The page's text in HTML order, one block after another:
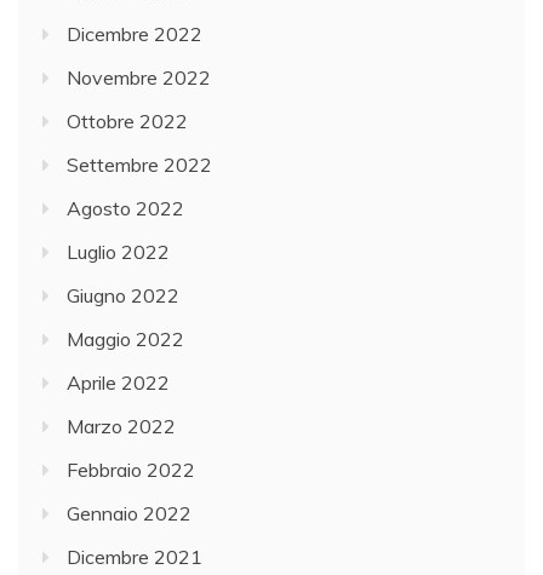
Dicembre 2022
Novembre 2022
Ottobre 2022
Settembre 2022
Agosto 2022
Luglio 2022
Giugno 2022
Maggio 2022
Aprile 2022
Marzo 2022
Febbraio 2022
Gennaio 2022
Dicembre 2021